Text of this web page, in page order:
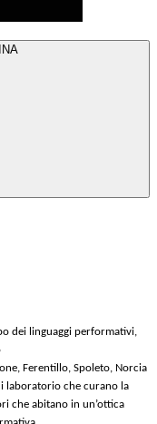
dei linguaggi performativi,
Ferentillo, Spoleto, Norcia
laboratorio che curano la
che abitano in un’ottica